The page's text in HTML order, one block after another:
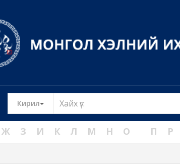
Кирил Toggle Dropdown
Ж З И К Л М Н О П Р